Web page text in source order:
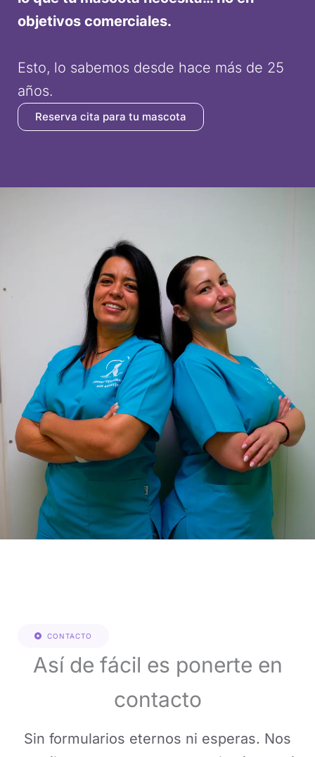
objetivos comerciales.
Esto, lo sabemos desde hace más de 25
años.
Reserva cita para tu mascota
CONTACTO
Así de fácil es ponerte en
contacto
Sin formularios eternos ni esperas. Nos